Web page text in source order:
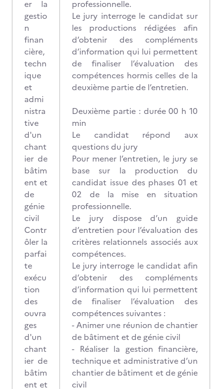
er la
gestio
n
finan
cière,
techn
ique
et
admi
nistra
tive
d'un
chant
ier de
bâtim
ent et
de
génie
civil
Contr
ôler la
parfai
te
exécu
tion
des
ouvra
ges
d'un
chant
ier de
bâtim
ent et
professionnelle.
Le jury interroge le candidat sur
les productions rédigées afin
d’obtenir des compléments
d’information qui lui permettent
de finaliser l’évaluation des
compétences hormis celles de la
deuxième partie de l’entretien.
Deuxième partie : durée 00 h 10
min
Le candidat répond aux
questions du jury
Pour mener l’entretien, le jury se
base sur la production du
candidat issue des phases 01 et
02 de la mise en situation
professionnelle.
Le jury dispose d’un guide
d’entretien pour l’évaluation des
critères relationnels associés aux
compétences.
Le jury interroge le candidat afin
d’obtenir des compléments
d’information qui lui permettent
de finaliser l’évaluation des
compétences suivantes :
- Animer une réunion de chantier
de bâtiment et de génie civil
- Réaliser la gestion financière,
technique et administrative d’un
chantier de bâtiment et de génie
civil